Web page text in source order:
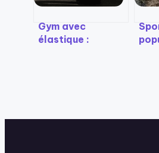
Gym avec
élastique :